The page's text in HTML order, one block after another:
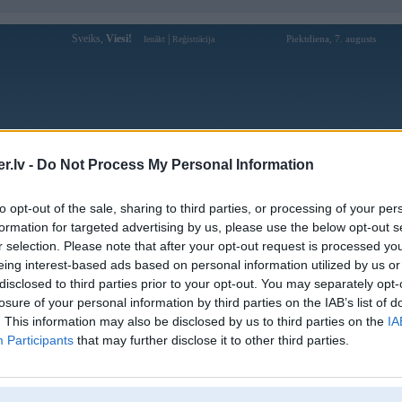
- Do Not Process My Personal Information
opt-out of the sale, sharing to third parties, or processing of your
for targeted advertising by us, please use the below opt-out
selection. Please note that after your opt-out request is processed
interest-based ads based on personal information utilized by us
to third parties prior to your opt-out. You may separately
of your personal information by third parties on the IAB’s list of
This information may also be disclosed by us to third parties on the
Participants that may further disclose it to other third parties.
Sveiks, Viesi! Ienākt Reģistrācija Piektdiena, 7. augusts
Forums Galerijas Reģistrācija Lietotāji
Lietotāja vet98win profils
Lietotājvārds:
vet98win
Ziņojumi forumā:
0
Pēdējie ziņojumi forumā